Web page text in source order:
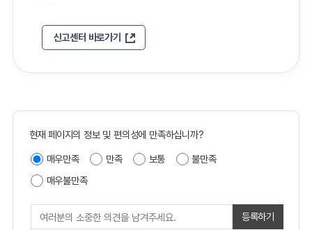
신고센터 바로가기
현재 페이지의 정보 및 편의성에 만족하십니까?
매우만족 만족 보통
불만족
매우불만족
등록하기